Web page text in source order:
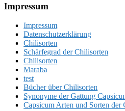
Footer
Impressum
Impressum
Datenschutzerklärung
Chilisorten
Schärfegrad der Chilisorten
Chilisorten
Maraba
test
Bücher über Chilisorten
Synonyme der Gattung
Capsicum Arten und Sorten der